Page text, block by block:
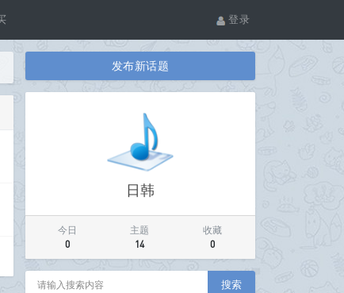
登录
发布新话题
日韩
今日
0
主题
14
收藏
0
搜索